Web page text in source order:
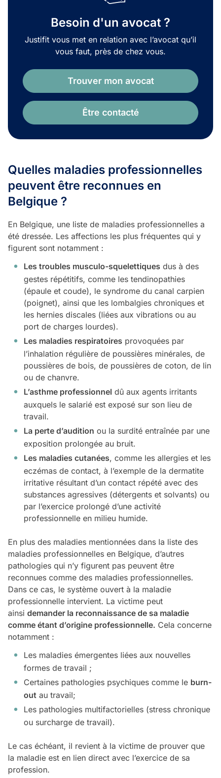
Besoin d'un avocat ?
Justifit vous met en relation avec l’avocat qu’il
vous faut, près de chez vous.
Trouver mon avocat
Être contacté
Quelles maladies professionnelles
peuvent être reconnues en
Belgique ?
En Belgique, une liste de maladies professionnelles a
été dressée. Les affections les plus fréquentes qui y
figurent sont notamment :
Les troubles musculo-squelettiques dus à des
gestes répétitifs, comme les tendinopathies
(épaule et coude), le syndrome du canal carpien
(poignet), ainsi que les lombalgies chroniques et
les hernies discales (liées aux vibrations ou au
port de charges lourdes).
Les maladies respiratoires provoquées par
l’inhalation régulière de poussières minérales, de
poussières de bois, de poussières de coton, de lin
ou de chanvre.
L’asthme professionnel dû aux agents irritants
auxquels le salarié est exposé sur son lieu de
travail.
La perte d’audition ou la surdité entraînée par une
exposition prolongée au bruit.
Les maladies cutanées, comme les allergies et les
eczémas de contact, à l’exemple de la dermatite
irritative résultant d’un contact répété avec des
substances agressives (détergents et solvants) ou
par l’exercice prolongé d’une activité
professionnelle en milieu humide.
En plus des maladies mentionnées dans la liste des
maladies professionnelles en Belgique, d’autres
pathologies qui n’y figurent pas peuvent être
reconnues comme des maladies professionnelles.
Dans ce cas, le système ouvert à la maladie
professionnelle intervient. La victime peut
ainsi demander la reconnaissance de sa maladie
comme étant d’origine professionnelle. Cela concerne
notamment :
Les maladies émergentes liées aux nouvelles
formes de travail ;
Certaines pathologies psychiques comme le burn-
out au travail;
Les pathologies multifactorielles (stress chronique
ou surcharge de travail).
Le cas échéant, il revient à la victime de prouver que
la maladie est en lien direct avec l’exercice de sa
profession.